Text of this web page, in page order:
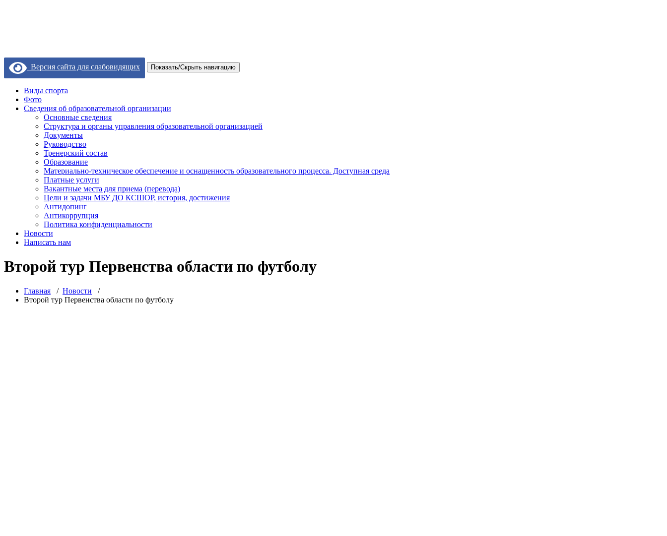
Версия сайта для слабовидящих Показать/Скрыть навигацию
Виды спорта
Фото
Сведения об образовательной организации
Основные сведения
Структура и органы управления образовательной организацией
Документы
Руководство
Тренерский состав
Образование
Материально-техническое обеспечение и оснащенность образовательного процесса. Доступная среда
Платные услуги
Вакантные места для приема (перевода)
Цели и задачи МБУ ДО КСШОР, история, достижения
Антидопинг
Антикоррупция
Политика конфиденциальности
Новости
Написать нам
Второй тур Первенства области по футболу
Главная / Новости /
Второй тур Первенства области по футболу